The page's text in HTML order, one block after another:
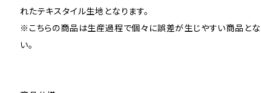
れたテキスタイル生地となります。
※こちらの商品は生産過程で個々に誤差が生じやすい商品とな
い。